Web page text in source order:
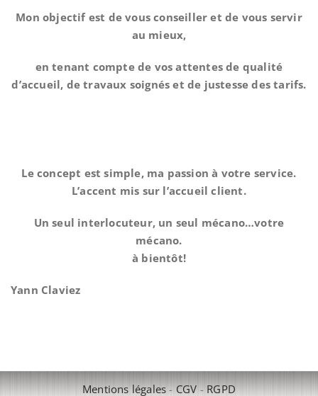
Mon objectif est de vous conseiller et de vous servir
au mieux,
en tenant compte de vos attentes de qualité
d’accueil, de travaux soignés et de justesse des tarifs.
Le concept est simple, ma passion à votre service.
L’accent mis sur l’accueil client.
Un seul interlocuteur, un seul mécano…votre
mécano.
à bientôt!
Yann Claviez
Mentions légales-CGV-RGPD